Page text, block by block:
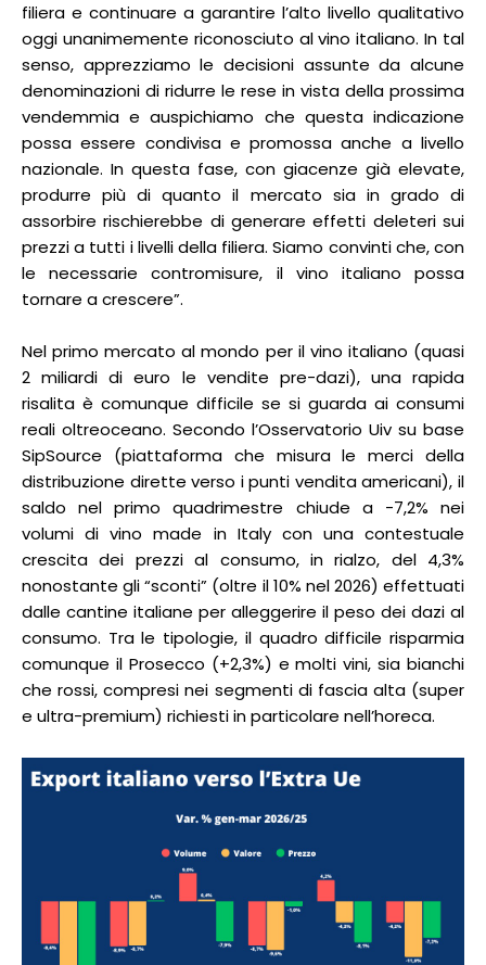
filiera e continuare a garantire l’alto livello qualitativo
oggi unanimemente riconosciuto al vino italiano. In tal
senso, apprezziamo le decisioni assunte da alcune
denominazioni di ridurre le rese in vista della prossima
vendemmia e auspichiamo che questa indicazione
possa essere condivisa e promossa anche a livello
nazionale. In questa fase, con giacenze già elevate,
produrre più di quanto il mercato sia in grado di
assorbire rischierebbe di generare effetti deleteri sui
prezzi a tutti i livelli della filiera. Siamo convinti che, con
le necessarie contromisure, il vino italiano possa
tornare a crescere”.
Nel primo mercato al mondo per il vino italiano (quasi
2 miliardi di euro le vendite pre-dazi), una rapida
risalita è comunque difficile se si guarda ai consumi
reali oltreoceano. Secondo l’Osservatorio Uiv su base
SipSource (piattaforma che misura le merci della
distribuzione dirette verso i punti vendita americani), il
saldo nel primo quadrimestre chiude a -7,2% nei
volumi di vino made in Italy con una contestuale
crescita dei prezzi al consumo, in rialzo, del 4,3%
nonostante gli “sconti” (oltre il 10% nel 2026) effettuati
dalle cantine italiane per alleggerire il peso dei dazi al
consumo. Tra le tipologie, il quadro difficile risparmia
comunque il Prosecco (+2,3%) e molti vini, sia bianchi
che rossi, compresi nei segmenti di fascia alta (super
e ultra-premium) richiesti in particolare nell’horeca.